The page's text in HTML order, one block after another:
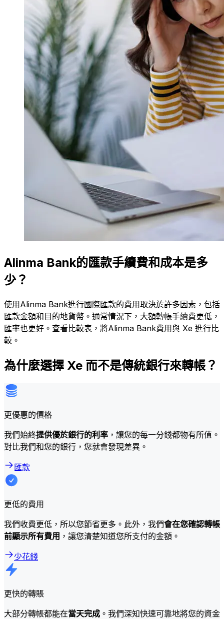
Alinma Bank的匯款手續費和成本是多
少？
使用Alinma Bank進行國際匯款的費用取決於許多因素，包括
匯款金額和目的地貨幣。通常情況下，大額轉帳手續費更低，
匯率也更好。查看比較表，將Alinma Bank費用與 Xe 進行比
較。
為什麼選擇 Xe 而不是傳統銀行來轉帳？
更優惠的價格
我們始終提供優於銀行的利率 ，讓您的每一分錢都物有所值。
對比我們和您的銀行，您就會發現差異。
匯款
更低的費用
我們收費更低，所以您節省更多。此外，我們會在您確認轉帳
前顯示所有費用 ，讓您清楚知道您所支付的金額。
少花錢
更快的轉賬
大部分轉帳都能在當天完成 。我們深知快速可靠地將您的資金